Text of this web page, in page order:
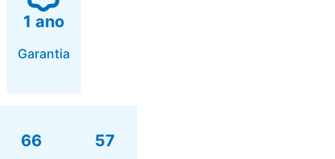
1 ano
Garantia
66 57